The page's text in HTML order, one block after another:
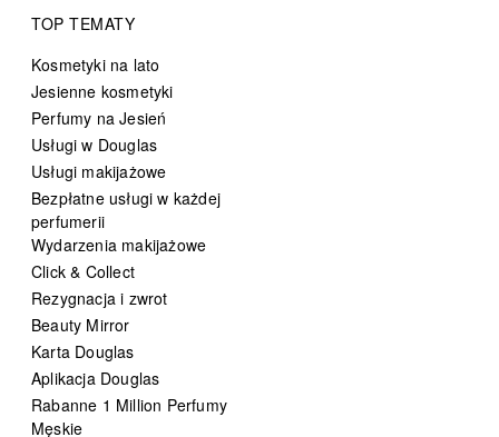
TOP TEMATY
Kosmetyki na lato
Jesienne kosmetyki
Perfumy na Jesień
Usługi w Douglas
Usługi makijażowe
Bezpłatne usługi w każdej
perfumerii
Wydarzenia makijażowe
Click & Collect
Rezygnacja i zwrot
Beauty Mirror
Karta Douglas
Aplikacja Douglas
Rabanne 1 Million Perfumy
Męskie